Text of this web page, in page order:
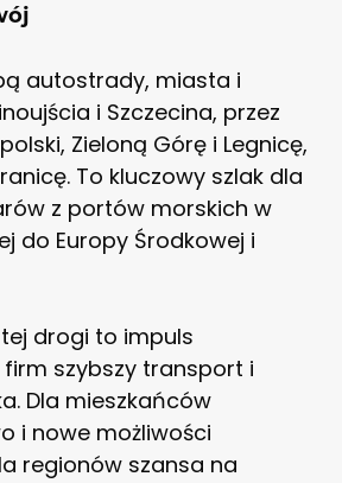
autostrady, miasta i
i Szczecina, przez
Zieloną Górę i Legnicę,
To kluczowy szlak dla
z portów morskich w
do Europy Środkowej i
drogi to impuls
firm szybszy transport i
Dla mieszkańców
i nowe możliwości
regionów szansa na